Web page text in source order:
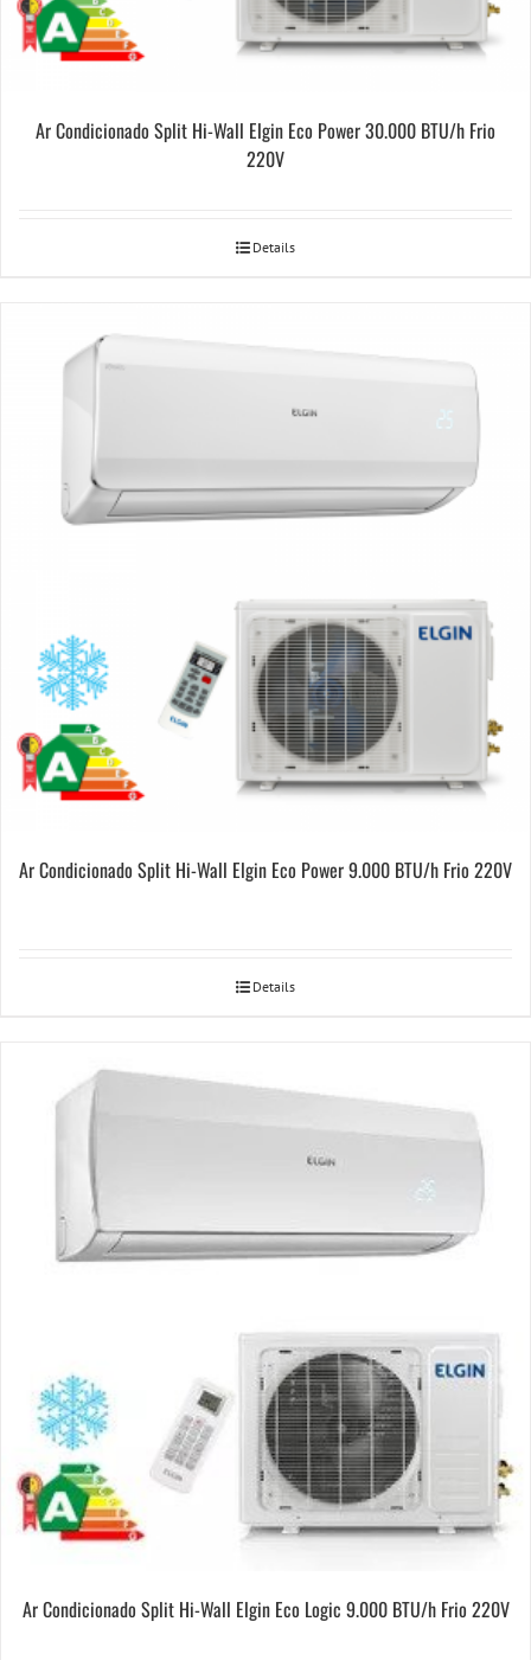
Ar Condicionado Split Hi-Wall Elgin Eco Power 30.000 BTU/h Frio
220V
Details
Ar Condicionado Split Hi-Wall Elgin Eco Power 9.000 BTU/h Frio 220V
Details
Ar Condicionado Split Hi-Wall Elgin Eco Logic 9.000 BTU/h Frio 220V